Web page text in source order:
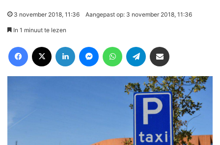
3 november 2018, 11:36 Aangepast op: 3 november 2018, 11:36
In 1 minuut te lezen